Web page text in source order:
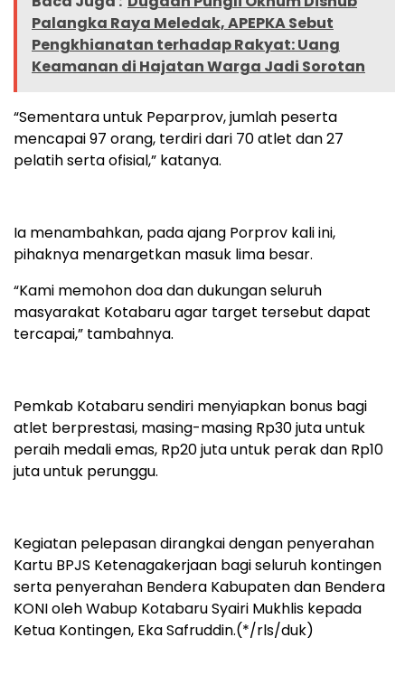
Palangka Raya Meledak, APEPKA Sebut
Pengkhianatan terhadap Rakyat: Uang
Keamanan di Hajatan Warga Jadi Sorotan
“Sementara untuk Peparprov, jumlah peserta
mencapai 97 orang, terdiri dari 70 atlet dan 27
pelatih serta ofisial,” katanya.
Ia menambahkan, pada ajang Porprov kali ini,
pihaknya menargetkan masuk lima besar.
“Kami memohon doa dan dukungan seluruh
masyarakat Kotabaru agar target tersebut dapat
tercapai,” tambahnya.
Pemkab Kotabaru sendiri menyiapkan bonus bagi
atlet berprestasi, masing-masing Rp30 juta untuk
peraih medali emas, Rp20 juta untuk perak dan Rp10
juta untuk perunggu.
Kegiatan pelepasan dirangkai dengan penyerahan
Kartu BPJS Ketenagakerjaan bagi seluruh kontingen
serta penyerahan Bendera Kabupaten dan Bendera
KONI oleh Wabup Kotabaru Syairi Mukhlis kepada
Ketua Kontingen, Eka Safruddin.(*/rls/duk)